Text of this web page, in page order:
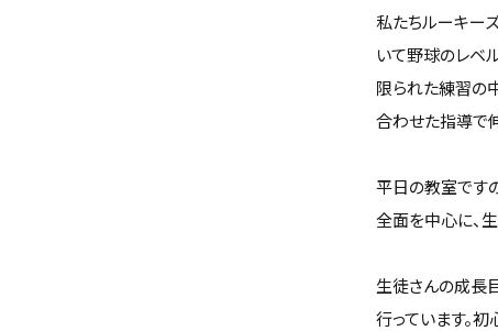
私たちルーキー
いて野球のレベ
限られた練習の
合わせた指導で
平日の教室です
全面を中心に、
生徒さんの成長
行っています。